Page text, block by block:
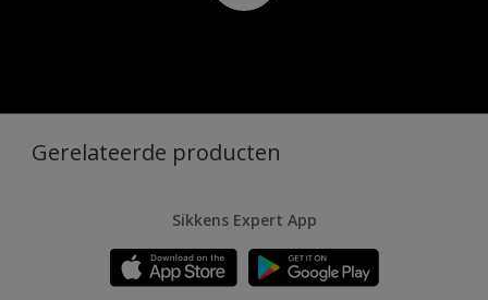
Gerelateerde producten
Sikkens Expert App